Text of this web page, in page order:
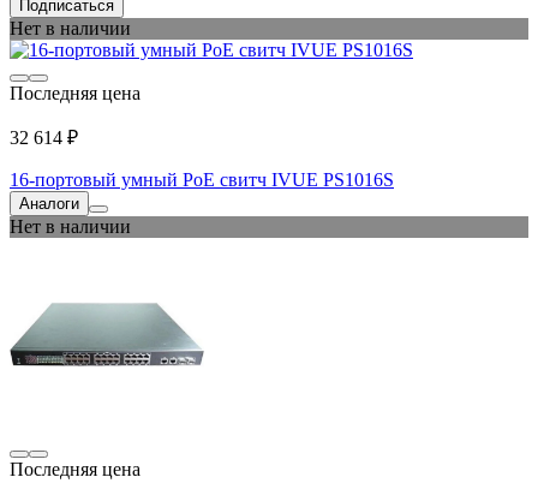
Подписаться
Нет в наличии
Последняя цена
32 614 ₽
16-портовый умный PoE свитч IVUE PS1016S
Аналоги
Нет в наличии
Последняя цена